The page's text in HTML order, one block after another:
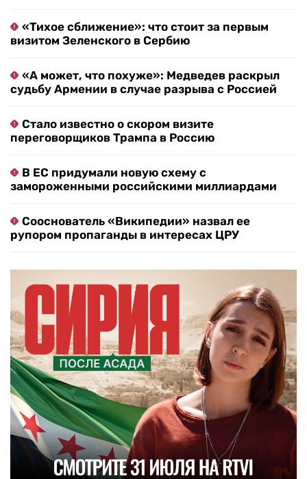
«Тихое сближение»: что стоит за первым
визитом Зеленского в Сербию
«А может, что похуже»: Медведев раскрыл
судьбу Армении в случае разрыва с Россией
Стало известно о скором визите
переговорщиков Трампа в Россию
В ЕС придумали новую схему с
замороженными российскими миллиардами
Сооснователь «Википедии» назвал ее
рупором пропаганды в интересах ЦРУ